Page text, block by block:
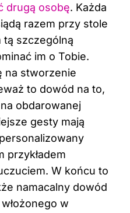
drugą osobę. Każda
razem przy stole
tą szczególną
im o Tobie.
na stworzenie
to dowód na to,
obdarowanej
gesty mają
przykładem
W końcu to
namacalny dowód
w